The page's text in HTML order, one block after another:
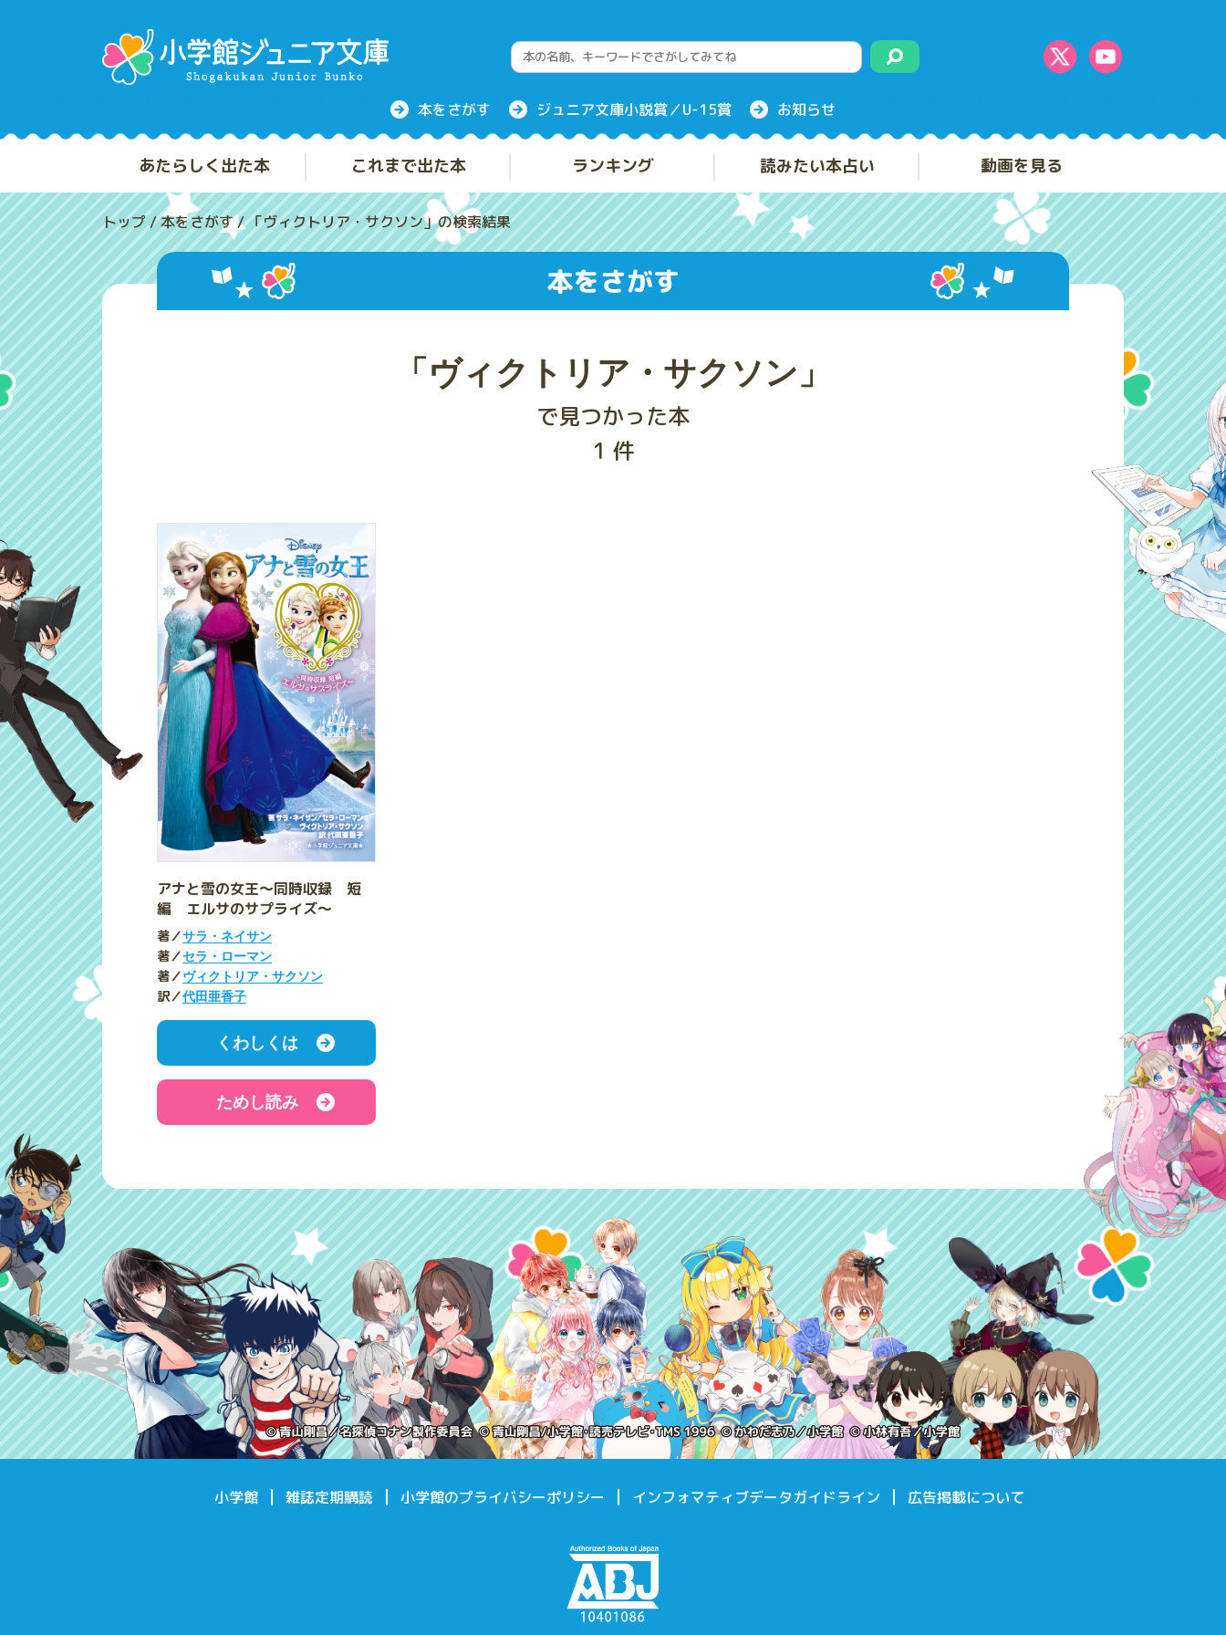
本をさがす ジュニア文庫小説賞／U-15賞 お知らせ
あたらしく出た本 これまで出た本 ランキング 読みたい本占い 動画を見る
トップ/本をさがす /「ヴィクトリア・サクソン」の検索結果
本をさがす
「ヴィクトリア・サクソン」
で見つかった本
1 件
アナと雪の女王～同時収録 短
編 エルサのサプライズ～
著／サラ・ネイサン
著／セラ・ローマン
著／ヴィクトリア・サクソン
訳／代田亜香子
くわしくは
ためし読み
小学館 雑誌定期購読 小学館のプライバシーポリシー インフォマティブデータガイドライン 広告掲載について